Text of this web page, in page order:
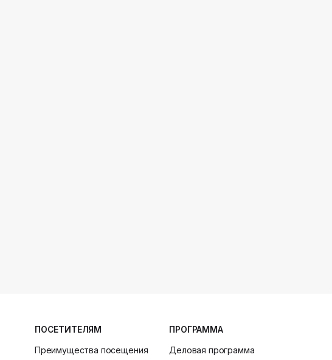
ПОСЕТИТЕЛЯМ
Преимущества посещения
ПРОГРАММА
Деловая программа